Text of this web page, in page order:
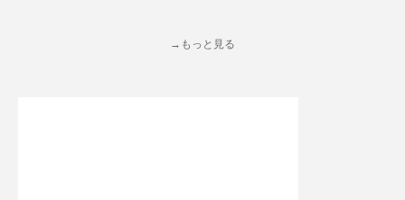
→もっと見る